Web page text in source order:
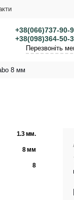
+38(066)737-90-
+38(098)364-50-
Перезвоніть
8 мм
1.3 мм.
8 мм
8